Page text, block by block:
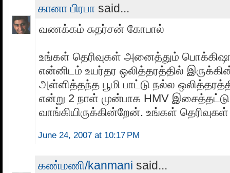
கானா பிரபா said...
வணக்கம் சுதர்சன் கோபால்
உங்கள் தெரிவுகள் அனைத்தும்
என்னிடம் உயர்தர ஒலித்தரத்தில்
அள்ளித்தந்த பூமி பாட்டு நல்ல
என்று 2 நாள் முன்பாக HMV இசைத்தட்டு
வாங்கியிருக்கின்றேன். உங்கள்
June 24, 2007 at 10:17 PM
கண்மணி/kanmani said...